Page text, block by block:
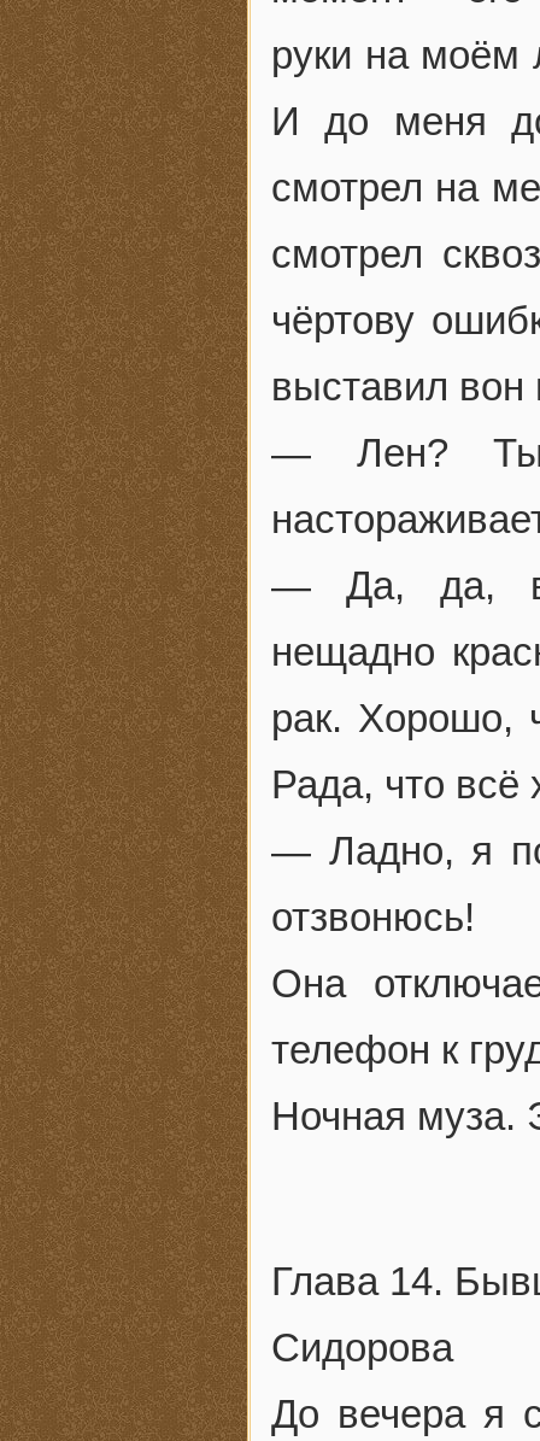
руки на моём
И до меня
смотрел на
смотрел
чёртову
выставил вон
— Лен? Ты
— Да, да,
нещадно
рак. Хорошо,
Рада, что всё
— Ладно, я
отзвонюсь!
Она
телефон к
Ночная муза.
Глава 14.
Сидорова
До вечера я